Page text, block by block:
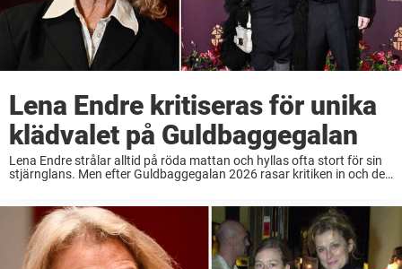
Lena Endre kritiseras för unika
klädvalet på Guldbaggegalan
Lena Endre strålar alltid på röda mattan och hyllas ofta stort för sin
stjärnglans. Men efter Guldbaggegalan 2026 rasar kritiken in och det